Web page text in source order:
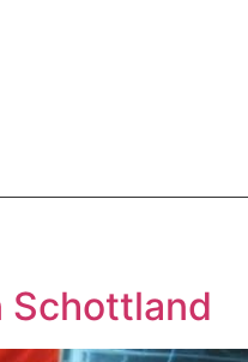
Schottland